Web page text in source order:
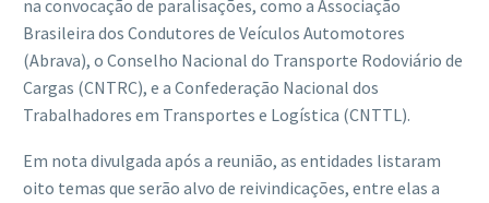
na convocação de paralisações, como a Associação
Brasileira dos Condutores de Veículos Automotores
(Abrava), o Conselho Nacional do Transporte Rodoviário de
Cargas (CNTRC), e a Confederação Nacional dos
Trabalhadores em Transportes e Logística (CNTTL).
Em nota divulgada após a reunião, as entidades listaram
oito temas que serão alvo de reivindicações, entre elas a